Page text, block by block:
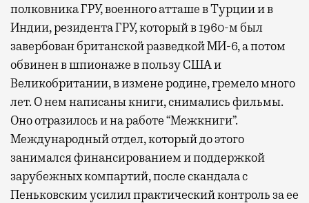
полковника ГРУ, военного атташе в Турции и в
Индии, резидента ГРУ, который в 1960-м был
завербован британской разведкой МИ-6, а потом
обвинен в шпионаже в пользу США и
Великобритании, в измене родине, гремело много
лет. О нем написаны книги, снимались фильмы.
Оно отразилось и на работе “Межкниги”.
Международный отдел, который до этого
занимался финансированием и поддержкой
зарубежных компартий, после скандала с
Пеньковским усилил практический контроль за ее